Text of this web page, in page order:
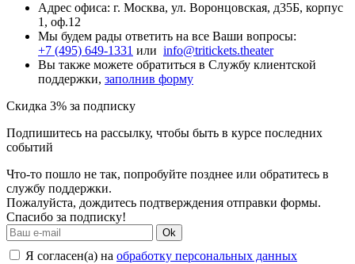
Адрес офиса: г. Москва, ул. Воронцовская, д35Б, корпус
1, оф.12
Мы будем рады ответить на все Ваши вопросы:
+7 (495) 649-1331 или info@tritickets.theater
Вы также можете обратиться в Службу клиентской
поддержки, заполнив форму
Скидка 3% за подписку
Подпишитесь на рассылку, чтобы быть в курсе последних
событий
Что-то пошло не так, попробуйте позднее или обратитесь в
службу поддержки.
Пожалуйста, дождитесь подтверждения отправки формы.
Спасибо за подписку!
Ok
Я согласен(а) на обработку персональных данных